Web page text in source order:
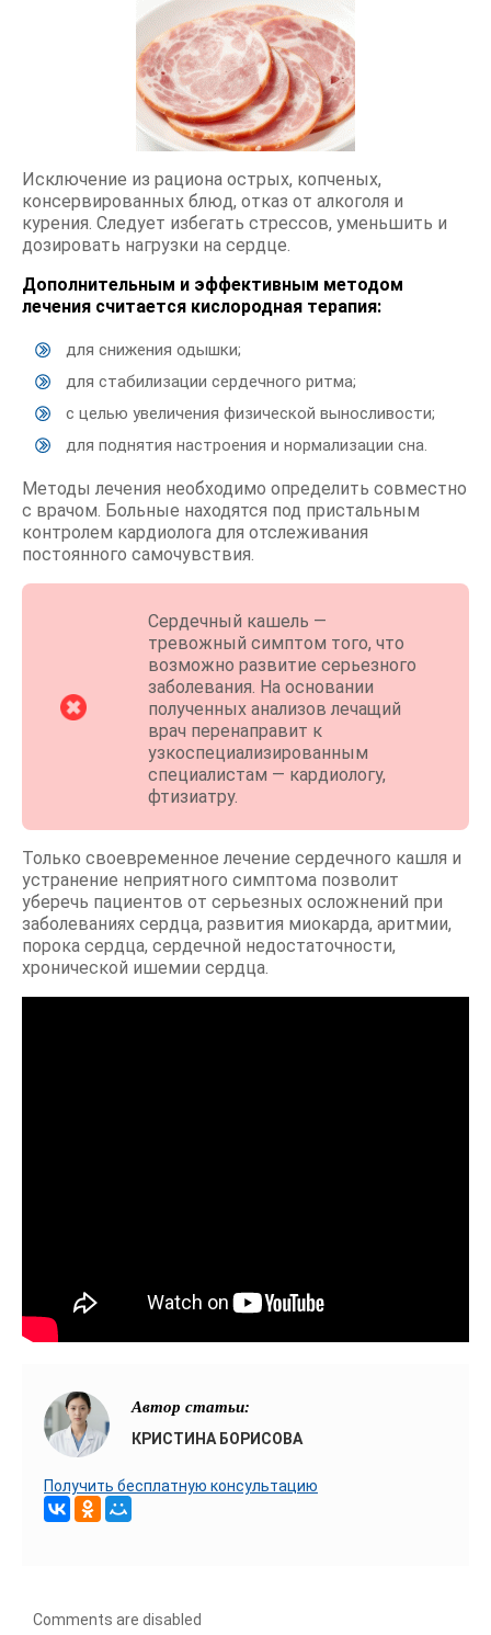
Исключение из рациона острых, копченых,
консервированных блюд, отказ от алкоголя и
курения. Следует избегать стрессов, уменьшить и
дозировать нагрузки на сердце.
Дополнительным и эффективным методом
лечения считается кислородная терапия:
для снижения одышки;
для стабилизации сердечного ритма;
с целью увеличения физической выносливости;
для поднятия настроения и нормализации сна.
Методы лечения необходимо определить совместно
с врачом. Больные находятся под пристальным
контролем кардиолога для отслеживания
постоянного самочувствия.
Сердечный кашель —
тревожный симптом того, что
возможно развитие серьезного
заболевания. На основании
полученных анализов лечащий
врач перенаправит к
узкоспециализированным
специалистам — кардиологу,
фтизиатру.
Только своевременное лечение сердечного кашля и
устранение неприятного симптома позволит
уберечь пациентов от серьезных осложнений при
заболеваниях сердца, развития миокарда, аритмии,
порока сердца, сердечной недостаточности,
хронической ишемии сердца.
Автор статьи:
КРИСТИНА БОРИСОВА
Получить бесплатную консультацию
Comments are disabled